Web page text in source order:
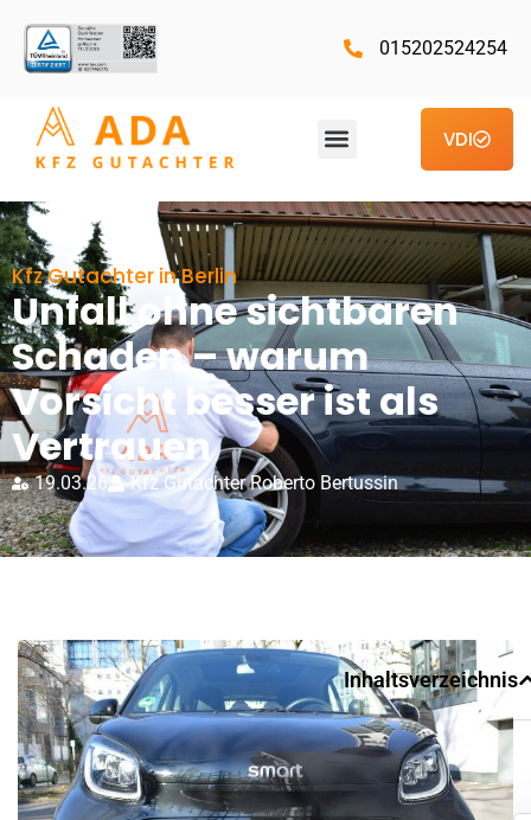
015202524254
VDI
Kfz Gutachter in Berlin
Unfall ohne sichtbaren
Schaden – warum
Vorsicht besser ist als
Vertrauen
19.03.26 Kfz Gutachter Roberto Bertussin
Inhaltsverzeichnis